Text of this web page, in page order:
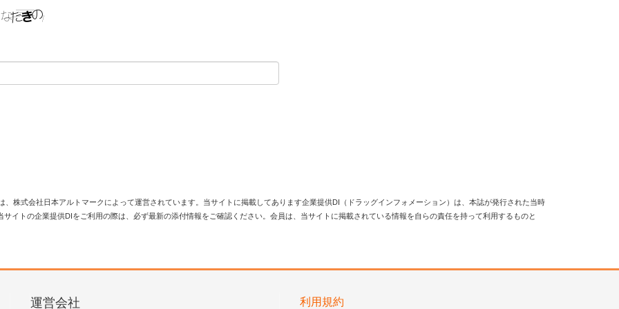
株式会社日本アルトマークによって運営されています。当サイトに掲載してあります企業提供DI（ドラッグインフォメーション）は、本誌が発行された当時
イトの企業提供DIをご利用の際は、必ず最新の添付情報をご確認ください。会員は、当サイトに掲載されている情報を自らの責任を持って利用するものと
運営会社 利用規約